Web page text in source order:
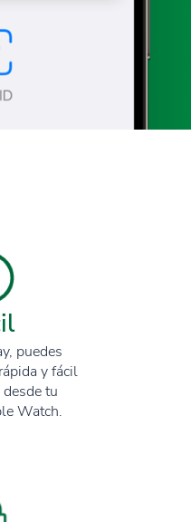
puedes
y fácil
tu
Watch.